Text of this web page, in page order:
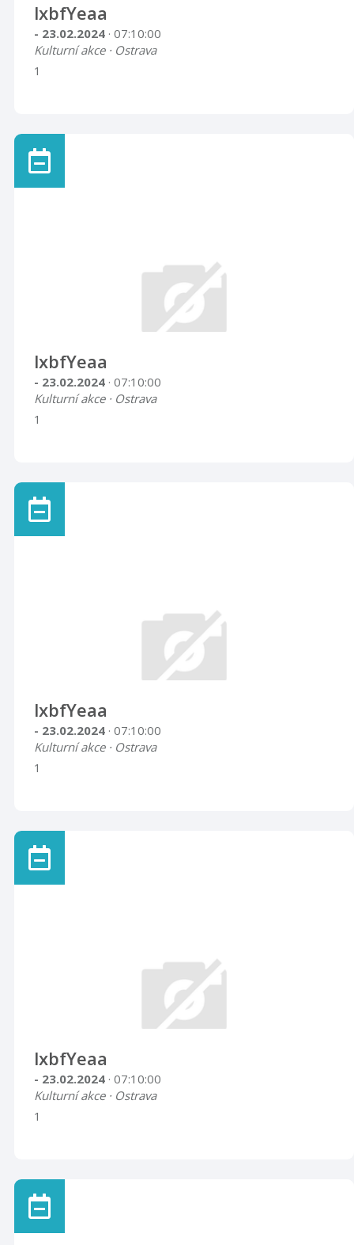
lxbfYeaa
- 23.02.2024 · 07:10:00
Kulturní akce · Ostrava
1
lxbfYeaa
- 23.02.2024 · 07:10:00
Kulturní akce · Ostrava
1
lxbfYeaa
- 23.02.2024 · 07:10:00
Kulturní akce · Ostrava
1
lxbfYeaa
- 23.02.2024 · 07:10:00
Kulturní akce · Ostrava
1